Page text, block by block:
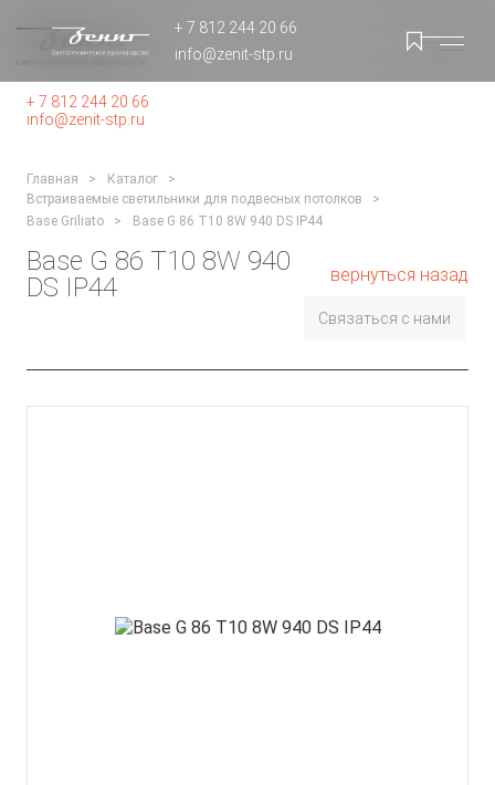
+ 7 812 244 20 66
info@zenit-stp.ru
+ 7 812 244 20 66
info@zenit-stp.ru
Главная
Каталог
Встраиваемые светильники для подвесных потолков
Base Griliato
Base G 86 T10 8W 940 DS IP44
Base G 86 T10 8W 940
DS IP44
Связаться с нами
вернуться назад